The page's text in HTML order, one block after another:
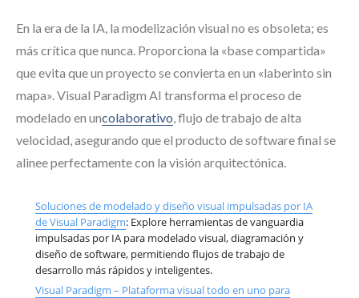
En la era de la IA, la modelización visual no es obsoleta; es
más crítica que nunca. Proporciona la «base compartida»
que evita que un proyecto se convierta en un «laberinto sin
mapa». Visual Paradigm AI transforma el proceso de
modelado en uncolaborativo, flujo de trabajo de alta
velocidad, asegurando que el producto de software final se
alinee perfectamente con la visión arquitectónica.
Soluciones de modelado y diseño visual impulsadas por IA
de Visual Paradigm: Explore herramientas de vanguardia
impulsadas por IA para modelado visual, diagramación y
diseño de software, permitiendo flujos de trabajo de
desarrollo más rápidos y inteligentes.
Visual Paradigm – Plataforma visual todo en uno para